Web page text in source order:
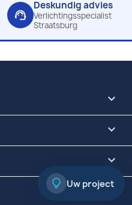
support_agent
Deskundig advies
Verlichtingsspecialist
Straatsburg



keyboard_arrow_down
Uw project